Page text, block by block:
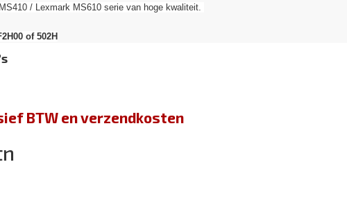
/ Lexmark MS610 serie van hoge kwaliteit.
of 502H
BTW en verzendkosten